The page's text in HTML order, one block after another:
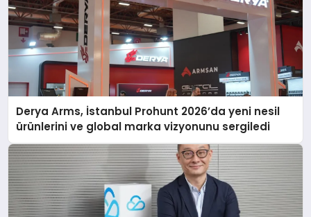
Derya Arms, İstanbul Prohunt 2026’da yeni nesil
ürünlerini ve global marka vizyonunu sergiledi